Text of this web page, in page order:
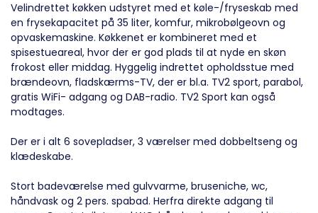
Velindrettet køkken udstyret med et køle-/fryseskab med
en frysekapacitet på 35 liter, komfur, mikrobølgeovn og
opvaskemaskine. Køkkenet er kombineret med et
spisestueareal, hvor der er god plads til at nyde en skøn
frokost eller middag. Hyggelig indrettet opholdsstue med
brændeovn, fladskærms-TV, der er bl.a. TV2 sport, parabol,
gratis WiFi- adgang og DAB-radio. TV2 Sport kan også
modtages.
Der er i alt 6 sovepladser, 3 værelser med dobbeltseng og
klædeskabe.
Stort badeværelse med gulvvarme, bruseniche, wc,
håndvask og 2 pers. spabad. Herfra direkte adgang til